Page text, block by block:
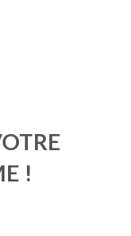
!